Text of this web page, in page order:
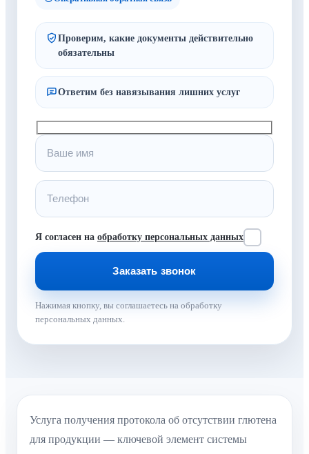
Оперативная обратная связь
Проверим, какие документы действительно
Ответим без навязывания лишних услуг
обработку персональных данных
Нажимая кнопку, вы соглашаетесь на обработку
персональных данных.
Услуга получения протокола об отсутствии глютена
для продукции — ключевой элемент системы